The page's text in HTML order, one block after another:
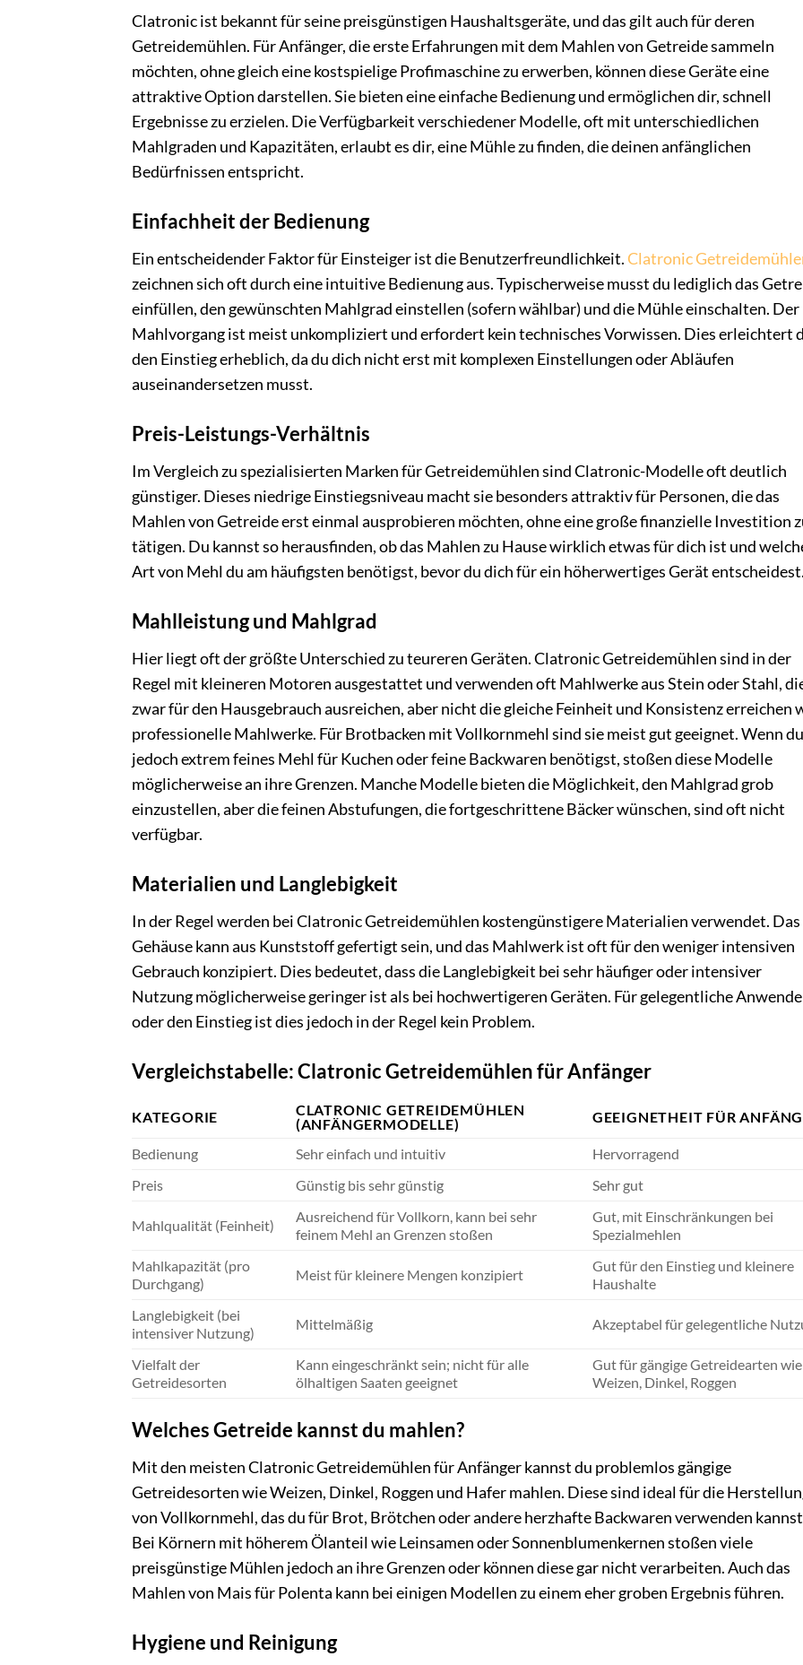
Clatronic ist bekannt für seine preisgünstigen Haushaltsgeräte, und das gilt auch für deren
Getreidemühlen. Für Anfänger, die erste Erfahrungen mit dem Mahlen von Getreide sammeln
möchten, ohne gleich eine kostspielige Profimaschine zu erwerben, können diese Geräte eine
attraktive Option darstellen. Sie bieten eine einfache Bedienung und ermöglichen dir, schnell
Ergebnisse zu erzielen. Die Verfügbarkeit verschiedener Modelle, oft mit unterschiedlichen
Mahlgraden und Kapazitäten, erlaubt es dir, eine Mühle zu finden, die deinen anfänglichen
Bedürfnissen entspricht.
Einfachheit der Bedienung
Ein entscheidender Faktor für Einsteiger ist die Benutzerfreundlichkeit.Clatronic
zeichnen sich oft durch eine intuitive Bedienung aus. Typischerweise musst du lediglich das
einfüllen, den gewünschten Mahlgrad einstellen (sofern wählbar) und die Mühle einschalten. Der
Mahlvorgang ist meist unkompliziert und erfordert kein technisches Vorwissen. Dies erleichtert
den Einstieg erheblich, da du dich nicht erst mit komplexen Einstellungen oder Abläufen
auseinandersetzen musst.
Preis-Leistungs-Verhältnis
Im Vergleich zu spezialisierten Marken für Getreidemühlen sind Clatronic-Modelle oft deutlich
günstiger. Dieses niedrige Einstiegsniveau macht sie besonders attraktiv für Personen, die das
Mahlen von Getreide erst einmal ausprobieren möchten, ohne eine große finanzielle Investition
tätigen. Du kannst so herausfinden, ob das Mahlen zu Hause wirklich etwas für dich ist und
Art von Mehl du am häufigsten benötigst, bevor du dich für ein höherwertiges Gerät
Mahlleistung und Mahlgrad
Hier liegt oft der größte Unterschied zu teureren Geräten. Clatronic Getreidemühlen sind in der
Regel mit kleineren Motoren ausgestattet und verwenden oft Mahlwerke aus Stein oder Stahl,
zwar für den Hausgebrauch ausreichen, aber nicht die gleiche Feinheit und Konsistenz erreichen
professionelle Mahlwerke. Für Brotbacken mit Vollkornmehl sind sie meist gut geeignet. Wenn du
jedoch extrem feines Mehl für Kuchen oder feine Backwaren benötigst, stoßen diese Modelle
möglicherweise an ihre Grenzen. Manche Modelle bieten die Möglichkeit, den Mahlgrad grob
einzustellen, aber die feinen Abstufungen, die fortgeschrittene Bäcker wünschen, sind oft nicht
verfügbar.
Materialien und Langlebigkeit
In der Regel werden bei Clatronic Getreidemühlen kostengünstigere Materialien verwendet. Das
Gehäuse kann aus Kunststoff gefertigt sein, und das Mahlwerk ist oft für den weniger intensiven
Gebrauch konzipiert. Dies bedeutet, dass die Langlebigkeit bei sehr häufiger oder intensiver
Nutzung möglicherweise geringer ist als bei hochwertigeren Geräten. Für gelegentliche
oder den Einstieg ist dies jedoch in der Regel kein Problem.
Vergleichstabelle: Clatronic Getreidemühlen für Anfänger
KATEGORIE
CLATRONIC GETREIDEMÜHLEN
(ANFÄNGERMODELLE)
GEEIGNETHEIT FÜR
Bedienung Sehr einfach und intuitiv
Hervorragend
Preis
Günstig bis sehr günstig Sehr gut
Mahlqualität (Feinheit)
Ausreichend für Vollkorn, kann bei sehr
feinem Mehl an Grenzen stoßen
Gut, mit Einschränkungen bei
Spezialmehlen
Mahlkapazität (pro
Durchgang)
Meist für kleinere Mengen konzipiert
Gut für den Einstieg und kleinere
Haushalte
Langlebigkeit (bei
intensiver Nutzung)
Mittelmäßig Akzeptabel für gelegentliche
Vielfalt der
Getreidesorten
Kann eingeschränkt sein; nicht für alle
ölhaltigen Saaten geeignet
Gut für gängige Getreidearten wie
Weizen, Dinkel, Roggen
Welches Getreide kannst du mahlen?
Mit den meisten Clatronic Getreidemühlen für Anfänger kannst du problemlos gängige
Getreidesorten wie Weizen, Dinkel, Roggen und Hafer mahlen. Diese sind ideal für die
von Vollkornmehl, das du für Brot, Brötchen oder andere herzhafte Backwaren verwenden
Bei Körnern mit höherem Ölanteil wie Leinsamen oder Sonnenblumenkernen stoßen viele
preisgünstige Mühlen jedoch an ihre Grenzen oder können diese gar nicht verarbeiten. Auch das
Mahlen von Mais für Polenta kann bei einigen Modellen zu einem eher groben Ergebnis führen.
Hygiene und Reinigung